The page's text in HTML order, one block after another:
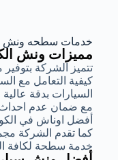
خدمات سطحه ونش
مميزات ونش
تتميز الشركة
كيفية التعامل مع
السيارات بدقة عالية
مع ضمان عدم احداث
أفضل اوناش في
كما تقدم الشركة
خدمة سطحة لكافة